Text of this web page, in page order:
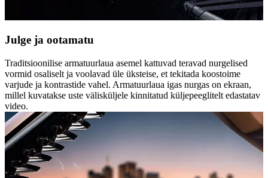
Julge ja ootamatu
Traditsioonilise armatuurlaua asemel kattuvad teravad nurgelised
vormid osaliselt ja voolavad üle üksteise, et tekitada koostoime
varjude ja kontrastide vahel. Armatuurlaua igas nurgas on ekraan,
millel kuvatakse uste välisküljele kinnitatud küljepeeglitelt edastatav
video.